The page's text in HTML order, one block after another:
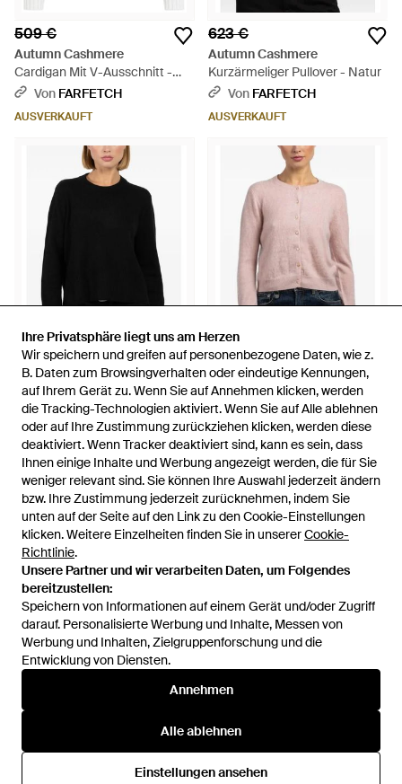
Ihre Privatsphäre liegt uns am Herzen
Wir speichern und greifen auf personenbezogene Daten, wie z.
B. Daten zum Browsingverhalten oder eindeutige Kennungen,
auf Ihrem Gerät zu. Wenn Sie auf Annehmen klicken, werden
die Tracking-Technologien aktiviert. Wenn Sie auf Alle ablehnen
oder auf Ihre Zustimmung zurückziehen klicken, werden diese
deaktiviert. Wenn Tracker deaktiviert sind, kann es sein, dass
Ihnen einige Inhalte und Werbung angezeigt werden, die für Sie
weniger relevant sind. Sie können Ihre Auswahl jederzeit ändern
bzw. Ihre Zustimmung jederzeit zurücknehmen, indem Sie
unten auf der Seite auf den Link zu den Cookie-Einstellungen
klicken. Weitere Einzelheiten finden Sie in unsererCookie-
Richtlinie.
Unsere Partner und wir verarbeiten Daten, um Folgendes
bereitzustellen:
Speichern von Informationen auf einem Gerät und/oder Zugriff
darauf. Personalisierte Werbung und Inhalte, Messen von
Werbung und Inhalten, Zielgruppenforschung und die
Entwicklung von Diensten.
Annehmen
Alle ablehnen
Einstellungen ansehen
Ihre Privatsphäre liegt uns am Herzen
Wir speichern und greifen auf personenbezogene Daten, wie z.
B. Daten zum Browsingverhalten oder eindeutige Kennungen,
auf Ihrem Gerät zu. Wenn Sie auf Annehmen klicken, werden
die Tracking-Technologien aktiviert. Wenn Sie auf Alle ablehnen
oder auf Ihre Zustimmung zurückziehen klicken, werden diese
deaktiviert. Wenn Tracker deaktiviert sind, kann es sein, dass
Ihnen einige Inhalte und Werbung angezeigt werden, die für Sie
weniger relevant sind. Sie können Ihre Auswahl jederzeit ändern
bzw. Ihre Zustimmung jederzeit zurücknehmen, indem Sie
unten auf der Seite auf den Link zu den Cookie-Einstellungen
klicken. Weitere Einzelheiten finden Sie in unsererCookie-
Richtlinie.
Unsere Partner und wir verarbeiten Daten, um Folgendes
bereitzustellen:
Speichern von Informationen auf einem Gerät und/oder Zugriff
darauf. Personalisierte Werbung und Inhalte, Messen von
Werbung und Inhalten, Zielgruppenforschung und die
Entwicklung von Diensten.
Annehmen
Alle ablehnen
Einstellungen ansehen
509 €
Autumn Cashmere
Cardigan Mit V-Ausschnitt -
WeißVon FARFETCH
AUSVERKAUFT
623 €
Autumn Cashmere
Kurzärmeliger Pullover - Natur
Von FARFETCH
AUSVERKAUFT
645 €
Autumn Cashmere
Pullover Mit Rundem
Ausschnitt - Schwarz
VonFARFETCH
AUSVERKAUFT
610 €
Autumn Cashmere
Cardigan Mit Rundem
Ausschnitt - Rot
Von FARFETCH
AUSVERKAUFT
International
Hilfe und Informationen